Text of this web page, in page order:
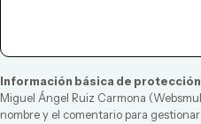
Información básica de
Miguel Ángel Ruiz Carmona (
nombre y el comentario para